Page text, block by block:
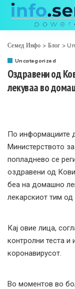
Семед Инфо > Блог >
Uncategorized
Оздравени од
лекуваа во
По информациите
Министерството
попладнево се
оздравени од
беа на домашно
лекарскиот тим
Кај овие лица,
контролни теста и
коронавирусот.
Во моментов во